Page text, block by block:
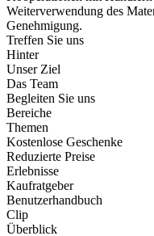
Weiterverwendung des
Genehmigung.
Treffen Sie uns
Hinter
Unser Ziel
Das Team
Begleiten Sie uns
Bereiche
Themen
Kostenlose Geschenke
Reduzierte Preise
Erlebnisse
Kaufratgeber
Benutzerhandbuch
Clip
Überblick